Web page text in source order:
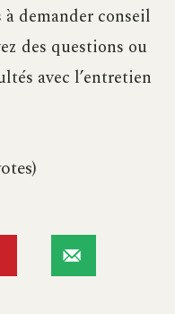
à demander conseil
des questions ou
avec l’entretien